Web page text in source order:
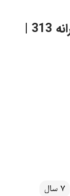
ست هودی شلوار پروانه دخترانه 313 |
7 سال